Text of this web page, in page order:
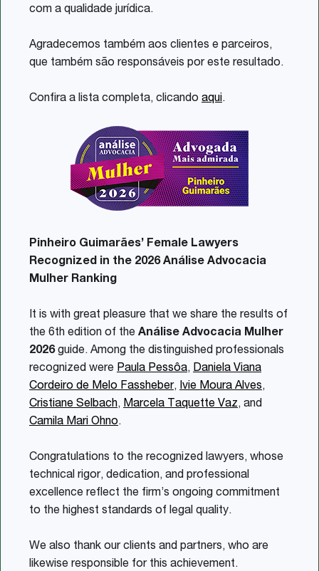
com a qualidade jurídica.
Agradecemos também aos clientes e parceiros,
que também são responsáveis por este resultado.
Confira a lista completa, clicando aqui.
Pinheiro Guimarães’ Female Lawyers
Recognized in the 2026 Análise Advocacia
Mulher Ranking
It is with great pleasure that we share the results of
the 6th edition of the Análise Advocacia Mulher
2026guide. Among the distinguished professionals
recognized were Paula Pessôa, Daniela Viana
Cordeiro de Melo Fassheber, Ivie Moura Alves,
Cristiane Selbach, Marcela Taquette Vaz, and
Camila Mari Ohno.
Congratulations to the recognized lawyers, whose
technical rigor, dedication, and professional
excellence reflect the firm’s ongoing commitment
to the highest standards of legal quality.
We also thank our clients and partners, who are
likewise responsible for this achievement.